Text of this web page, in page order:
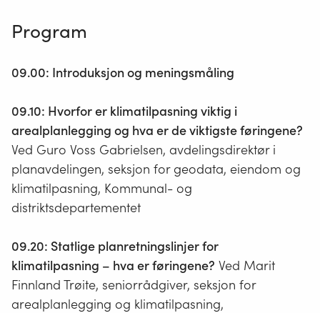
Program
09.00: Introduksjon og meningsmåling
09.10: Hvorfor er klimatilpasning viktig i
arealplanlegging og hva er de viktigste føringene?
Ved Guro Voss Gabrielsen, avdelingsdirektør i
planavdelingen, seksjon for geodata, eiendom og
klimatilpasning, Kommunal- og
distriktsdepartementet
09.20: Statlige planretningslinjer for
klimatilpasning – hva er føringene? Ved Marit
Finnland Trøite, seniorrådgiver, seksjon for
arealplanlegging og klimatilpasning,